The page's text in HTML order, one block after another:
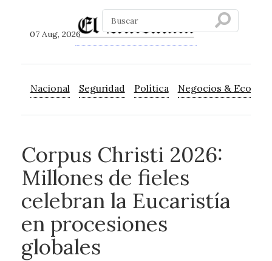
07 Aug, 2026
Nacional Seguridad Política Negocios &
Corpus Christi 2026:
Millones de fieles
celebran la Eucaristía
en procesiones
globales